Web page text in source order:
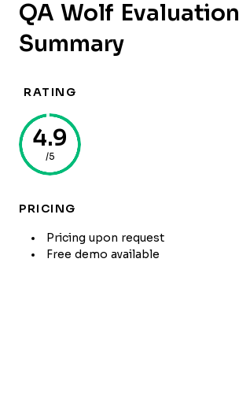
QA Wolf Evaluation
Summary
RATING
4.9
/5
PRICING
Pricing upon request
Free demo available